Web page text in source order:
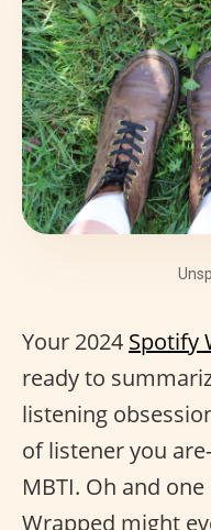
Your 2024 Spotify
ready to
listening
of listener you
MBTI. Oh and
Wrapped might